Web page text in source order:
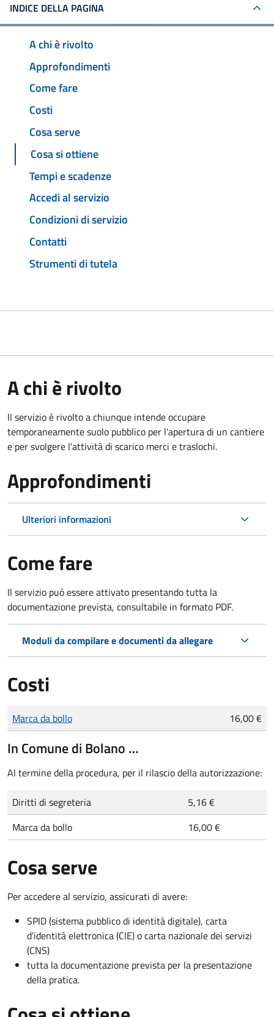
INDICE DELLA PAGINA
A chi è rivolto
Approfondimenti
Come fare
Costi
Cosa serve
Cosa si ottiene
Tempi e scadenze
Accedi al servizio
Condizioni di servizio
Contatti
Strumenti di tutela
A chi è rivolto
Il servizio è rivolto a chiunque intende occupare
temporaneamente suolo pubblico per l'apertura di un cantiere
e per svolgere l'attività di scarico merci e traslochi.
Approfondimenti
Ulteriori informazioni
Come fare
Il servizio può essere attivato presentando tutta la
documentazione prevista, consultabile in formato PDF.
Moduli da compilare e documenti da allegare
Costi
Tipo di pagamento
Importo
Marca da bollo 16,00 €
In Comune di Bolano …
Al termine della procedura, per il rilascio della autorizzazione:
Diritti di segreteria
5,16 €
Marca da bollo
16,00 €
Cosa serve
Per accedere al servizio, assicurati di avere:
SPID (sistema pubblico di identità digitale), carta
d’identità elettronica (CIE) o carta nazionale dei servizi
(CNS)
tutta la documentazione prevista per la presentazione
della pratica.